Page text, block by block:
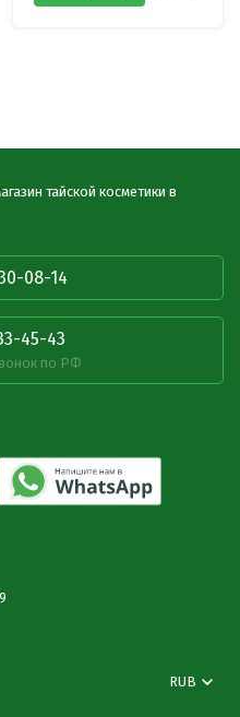
тайской косметики в
08-14
45-43
по РФ
RUB